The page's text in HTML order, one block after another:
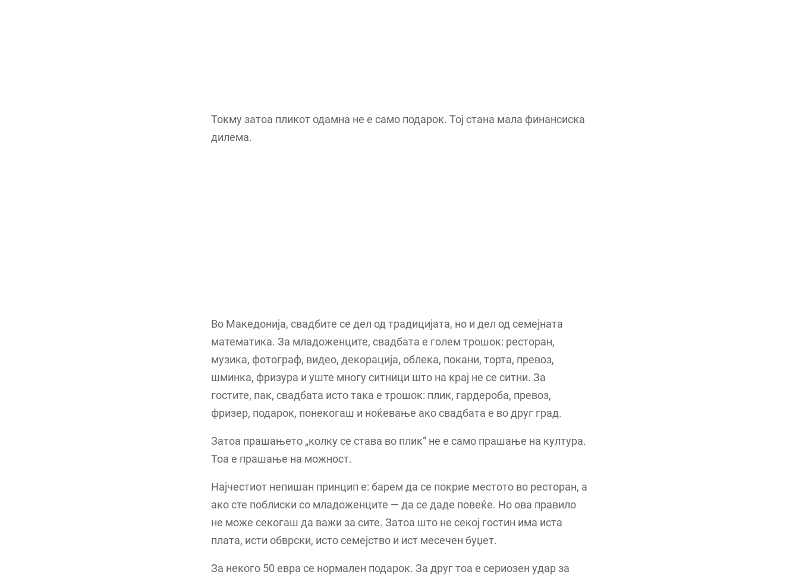
Токму затоа пликот одамна не е само подарок. Тој стана мала финансиска
дилема.
Во Македонија, свадбите се дел од традицијата, но и дел од семејната
математика. За младоженците, свадбата е голем трошок: ресторан,
музика, фотограф, видео, декорација, облека, покани, торта, превоз,
шминка, фризура и уште многу ситници што на крај не се ситни. За
гостите, пак, свадбата исто така е трошок: плик, гардероба, превоз,
фризер, подарок, понекогаш и ноќевање ако свадбата е во друг град.
Затоа прашањето „колку се става во плик“ не е само прашање на култура.
Тоа е прашање на можност.
Најчестиот непишан принцип е: барем да се покрие местото во ресторан, а
ако сте поблиски со младоженците — да се даде повеќе. Но ова правило
не може секогаш да важи за сите. Затоа што не секој гостин има иста
плата, исти обврски, исто семејство и ист месечен буџет.
За некого 50 евра се нормален подарок. За друг тоа е сериозен удар за